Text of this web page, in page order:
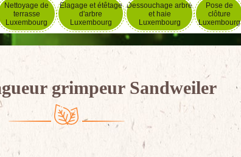
Nettoyage de
terrasse
Luxembourg
Elagage et étêtage
d'arbre
Luxembourg
Dessouchage arbre
et haie
Luxembourg
Pose de
clôture
Luxembourg
grimpeur Sandweiler